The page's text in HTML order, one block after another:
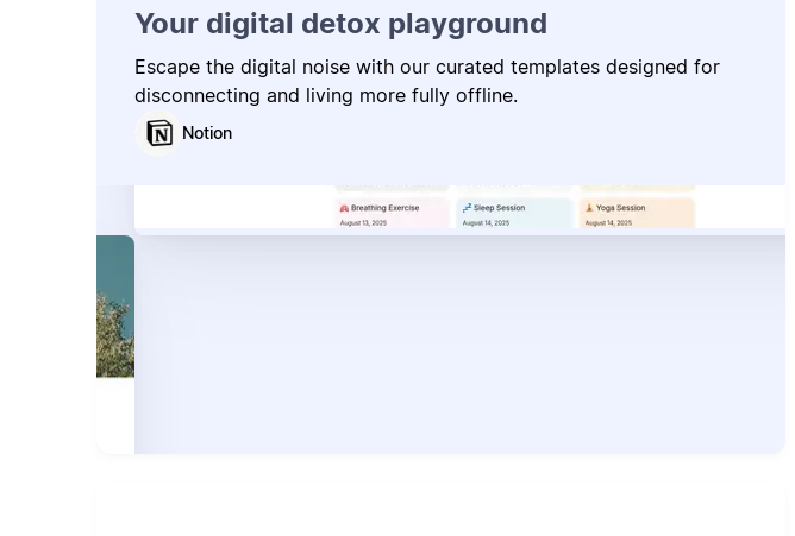
Your digital detox playground
Escape the digital noise with our curated templates designed for
disconnecting and living more fully offline.
Notion